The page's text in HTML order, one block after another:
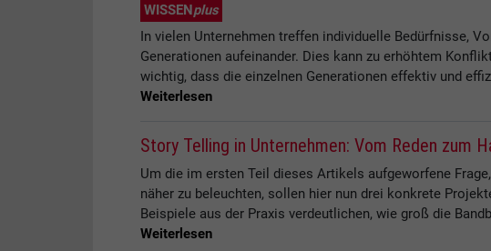
WISSENplus
In vielen Unternehmen treffen individuelle Bedürfnisse,
Generationen aufeinander. Dies kann zu erhöhtem
wichtig, dass die einzelnen Generationen effektiv und
Weiterlesen
Story Telling in Unternehmen: Vom Reden zum
Um die im ersten Teil dieses Artikels aufgeworfene
näher zu beleuchten, sollen hier nun drei konkrete
Beispiele aus der Praxis verdeutlichen, wie groß die
Weiterlesen